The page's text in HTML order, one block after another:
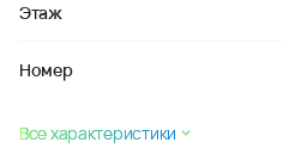
Этаж
Номер
Все характеристики